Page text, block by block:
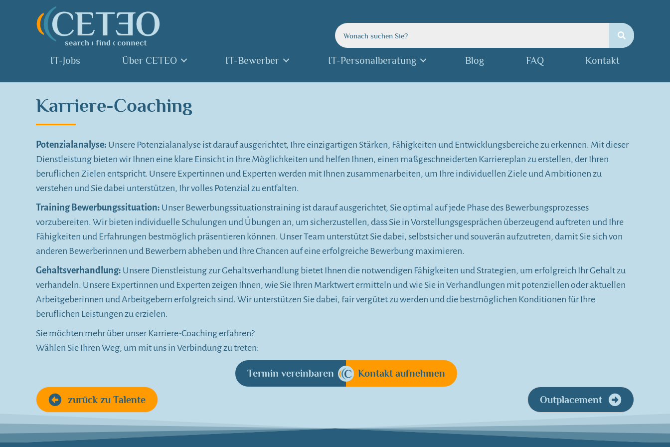
IT-Jobs Über CETEO IT-Bewerber IT-Personalberatung Blog FAQ Kontakt
Karriere-Coaching
Potenzialanalyse: Unsere Potenzialanalyse ist darauf ausgerichtet, Ihre einzigartigen Stärken, Fähigkeiten und Entwicklungsbereiche zu erkennen. Mit dieser
Dienstleistung bieten wir Ihnen eine klare Einsicht in Ihre Möglichkeiten und helfen Ihnen, einen maßgeschneiderten Karriereplan zu erstellen, der Ihren
beruflichen Zielen entspricht. Unsere Expertinnen und Experten werden mit Ihnen zusammenarbeiten, um Ihre individuellen Ziele und Ambitionen zu
verstehen und Sie dabei unterstützen, Ihr volles Potenzial zu entfalten.
Training Bewerbungssituation: Unser Bewerbungssituationstraining ist darauf ausgerichtet, Sie optimal auf jede Phase des Bewerbungsprozesses
vorzubereiten. Wir bieten individuelle Schulungen und Übungen an, um sicherzustellen, dass Sie in Vorstellungsgesprächen überzeugend auftreten und Ihre
Fähigkeiten und Erfahrungen bestmöglich präsentieren können. Unser Team unterstützt Sie dabei, selbstsicher und souverän aufzutreten, damit Sie sich von
anderen Bewerberinnen und Bewerbern abheben und Ihre Chancen auf eine erfolgreiche Bewerbung maximieren.
Gehaltsverhandlung: Unsere Dienstleistung zur Gehaltsverhandlung bietet Ihnen die notwendigen Fähigkeiten und Strategien, um erfolgreich Ihr Gehalt zu
verhandeln. Unsere Expertinnen und Experten zeigen Ihnen, wie Sie Ihren Marktwert ermitteln und wie Sie in Verhandlungen mit potenziellen oder aktuellen
Arbeitgeberinnen und Arbeitgebern erfolgreich sind. Wir unterstützen Sie dabei, fair vergütet zu werden und die bestmöglichen Konditionen für Ihre
beruflichen Leistungen zu erzielen.
Sie möchten mehr über unser Karriere-Coaching erfahren?
Wählen Sie Ihren Weg, um mit uns in Verbindung zu treten:
Termin vereinbaren Kontakt aufnehmen
zurück zu Talente Outplacement